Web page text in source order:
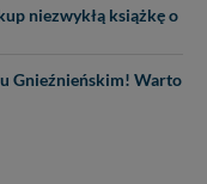
niezwykłą książkę o
Gnieźnieńskim! Warto